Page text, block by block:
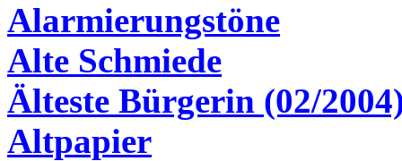
Alarmierungstöne
Alte Schmiede
Älteste Bürgerin (02/
Altpapier